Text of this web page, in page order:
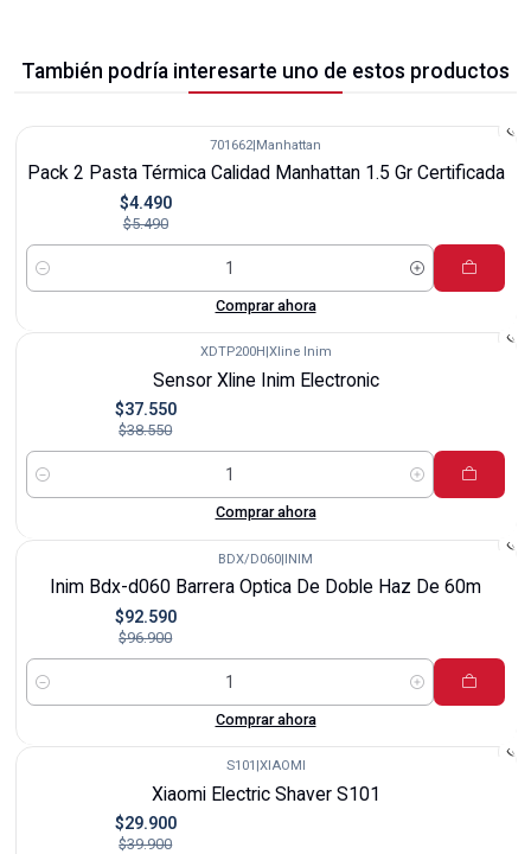
También podría interesarte uno de estos productos
701662|Manhattan
Pack 2 Pasta Térmica Calidad Manhattan 1.5 Gr Certificada
$4.490
$5.490
Cantidad
Comprar ahora
XDTP200H Xline Inim
Sensor Xline Inim Electronic
$37.550
$38.550
Cantidad
Comprar ahora
BDX/D060|INIM
Inim Bdx-d060 Barrera Optica De Doble Haz De 60m
$92.590
$96.900
Cantidad
Comprar ahora
S101 XIAOMI
Xiaomi Electric Shaver S101
$29.900
$39.900